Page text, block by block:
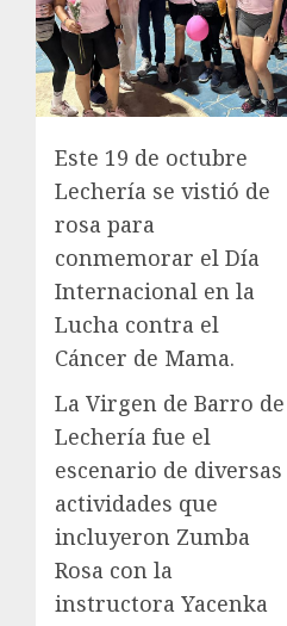
Este 19 de octubre
Lechería se vistió de
rosa para
conmemorar el Día
Internacional en la
Lucha contra el
Cáncer de Mama.
La Virgen de Barro de
Lechería fue el
escenario de diversas
actividades que
incluyeron Zumba
Rosa con la
instructora Yacenka